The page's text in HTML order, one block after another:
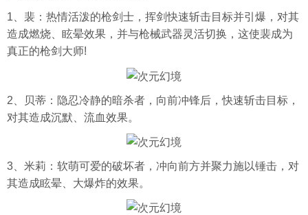
1、裴：热情活泼的枪剑士，挥剑快速斩击目标并引爆，对其
造成燃烧、眩晕效果，并与枪械武器灵活切换，这使裴成为
真正的枪剑大师!
2、贝蒂：隐忍冷静的暗杀者，向前冲锋后，快速斩击目标，
对其造成沉默、流血效果。
3、米莉：软萌可爱的破坏者，冲向前方并聚力施以锤击，对
其造成眩晕、大爆炸的效果。